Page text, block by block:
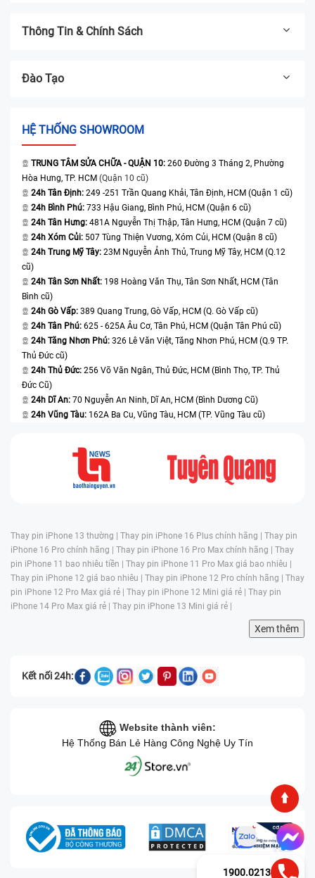
Thông Tin & Chính Sách
Đào Tạo
HỆ THỐNG SHOWROOM
TRUNG TÂM SỬA CHỮA - QUẬN 10: 260 Đường 3 Tháng 2, Phường
Hòa Hưng, TP. HCM (Quận 10 cũ)
24h Tân Định: 249 -251 Trần Quang Khải, Tân Định, HCM (Quận 1 cũ)
24h Bình Phú: 733 Hậu Giang, Bình Phú, HCM (Quận 6 cũ)
24h Tân Hưng: 481A Nguyễn Thị Thập, Tân Hưng, HCM (Quận 7 cũ)
24h Xóm Củi: 507 Tùng Thiện Vương, Xóm Củi, HCM (Quận 8 cũ)
24h Trung Mỹ Tây: 23M Nguyễn Ảnh Thủ, Trung Mỹ Tây, HCM (Q.12
cũ)
24h Tân Sơn Nhất: 198 Hoàng Văn Thụ, Tân Sơn Nhất, HCM (Tân
Bình cũ)
24h Gò Vấp: 389 Quang Trung, Gò Vấp, HCM (Q. Gò Vấp cũ)
24h Tân Phú: 625 - 625A Âu Cơ, Tân Phú, HCM (Quận Tân Phú cũ)
24h Tăng Nhơn Phú: 326 Lê Văn Việt, Tăng Nhơn Phú, HCM (Q.9 TP.
Thủ Đức cũ)
24h Thủ Đức: 256 Võ Văn Ngân, Thủ Đức, HCM (Bình Thọ, TP. Thủ
Đức Cũ)
24h Dĩ An: 70 Nguyễn An Ninh, Dĩ An, HCM (Bình Dương Cũ)
24h Vũng Tàu: 162A Ba Cu, Vũng Tàu, HCM (TP. Vũng Tàu cũ)
Thay pin iPhone 13 thường | Thay pin iPhone 16 Plus chính hãng | Thay pin
iPhone 16 Pro chính hãng | Thay pin iPhone 16 Pro Max chính hãng | Thay
pin iPhone 11 bao nhiêu tiền | Thay pin iPhone 11 Pro Max giá bao nhiêu |
Thay pin iPhone 12 giá bao nhiêu | Thay pin iPhone 12 Pro chính hãng | Thay
pin iPhone 12 Pro Max giá rẻ | Thay pin iPhone 12 Mini giá rẻ | Thay pin
iPhone 14 Pro Max giá rẻ | Thay pin iPhone 13 Mini giá rẻ |
Xem thêm
Kết nối 24h:
Website thành viên:
Hệ Thống Bán Lẻ Hàng Công Nghệ Uy Tín
1900.0213